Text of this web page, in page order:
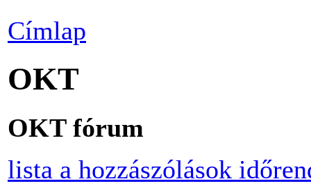
Címlap
OKT
OKT fórum
lista a hozzászólások